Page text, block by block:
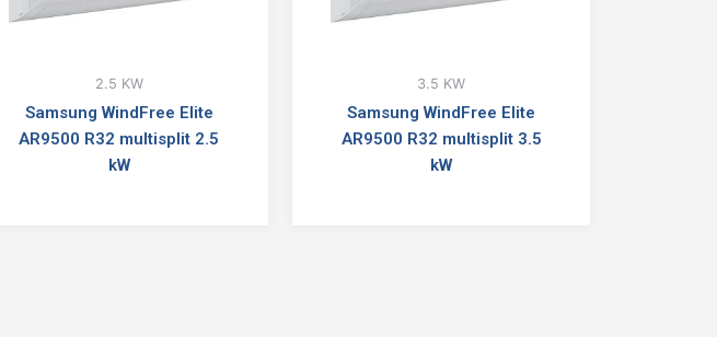
2.5 KW
Samsung WindFree Elite
AR9500 R32 multisplit 2.5
kW
3.5 KW
Samsung WindFree Elite
AR9500 R32 multisplit 3.5
kW